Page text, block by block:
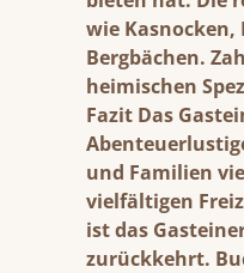
wie
Bergbächen.
heimischen
Fazit Das
und Familien
vielfältigen
ist das
zurückkehrt.